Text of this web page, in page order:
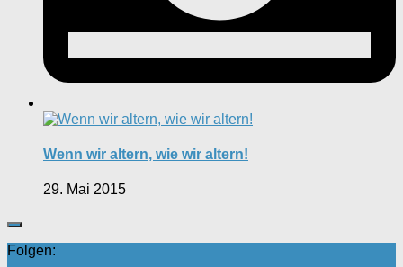
Wenn wir altern, wie wir altern!
29. Mai 2015
Folgen: